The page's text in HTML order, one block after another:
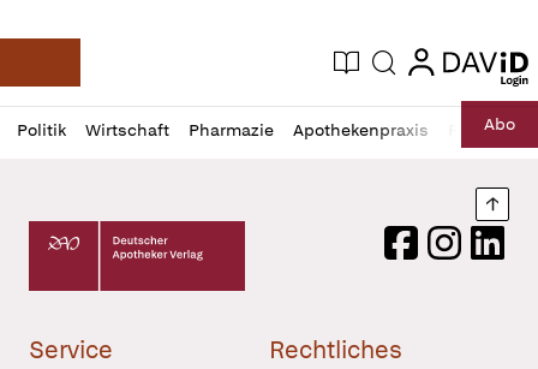
Deutsche Apotheker Zeitung
Aktuelle Ausgabe
Suche login
login
Politik Wirtschaft Pharmazie Apothekenpraxis RechtAbo
Profil
öffnen
Daz
Pur
Deutscher Apotheker Verlag Logo
FacebookInstagram
Service Rechtliches